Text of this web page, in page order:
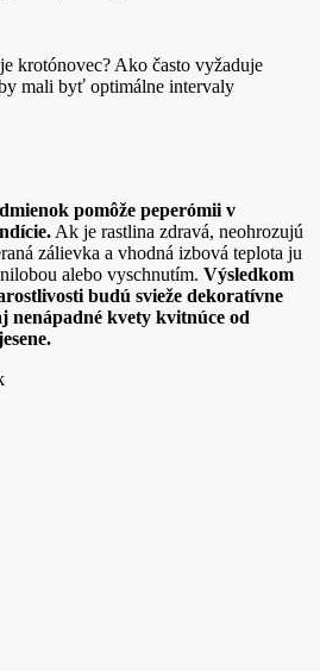
krotónovec? Ako často vyžaduje
mali byť optimálne intervaly
pomôže peperómii v
Ak je rastlina zdravá, neohrozujú
zálievka a vhodná izbová teplota ju
alebo vyschnutím. Výsledkom
budú svieže dekoratívne
nenápadné kvety kvitnúce od